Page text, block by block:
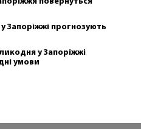
Запоріжжі прогнозують
у Запоріжжі
умови